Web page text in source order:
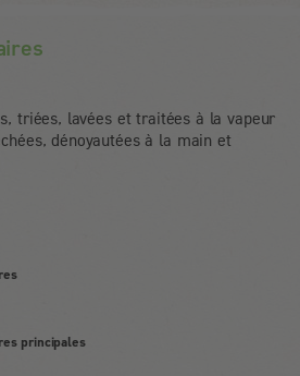
triées, lavées et traitées à la vapeur
dénoyautées à la main et
principales